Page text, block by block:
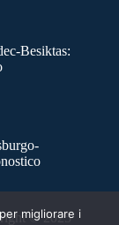
Besiktas:
© 2025
migliorare i